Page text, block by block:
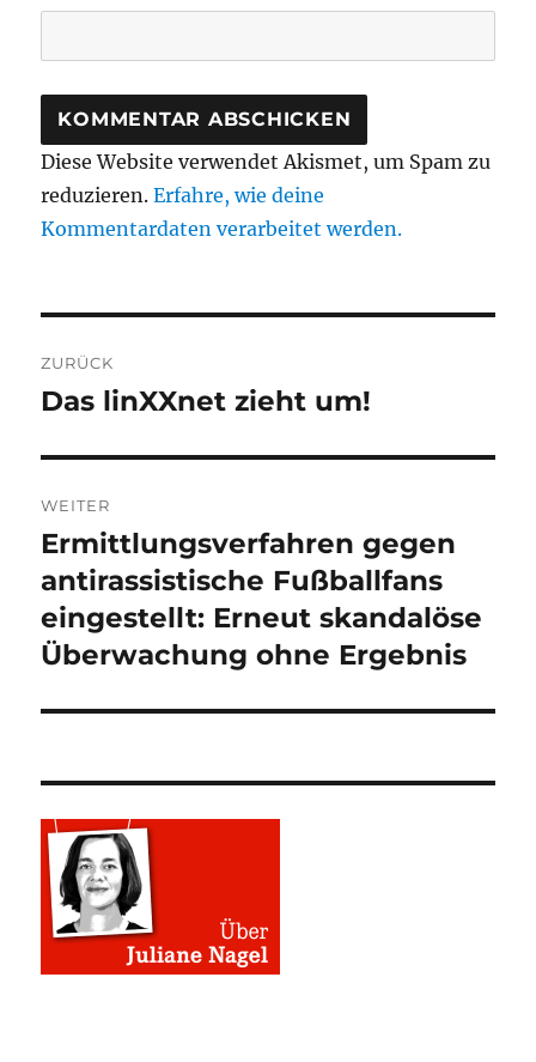
Diese Website verwendet Akismet, um Spam zu
reduzieren.Erfahre, wie deine
Kommentardaten verarbeitet werden.
ZURÜCK
Vorheriger
Das linXXnet zieht um!
WEITER
Nächster
Beitrag:
Ermittlungsverfahren gegen
antirassistische Fußballfans
eingestellt: Erneut skandalöse
Überwachung ohne Ergebnis